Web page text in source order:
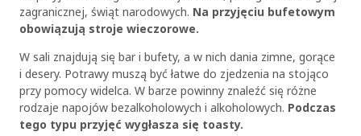
zagranicznej, świąt narodowych. Na przyjęciu bufetowym
obowiązują stroje wieczorowe.
W sali znajdują się bar i bufety, a w nich dania zimne, gorące
i desery. Potrawy muszą być łatwe do zjedzenia na stojąco
przy pomocy widelca. W barze powinny znaleźć się różne
rodzaje napojów bezalkoholowych i alkoholowych. Podczas
tego typu przyjęć wygłasza się toasty.